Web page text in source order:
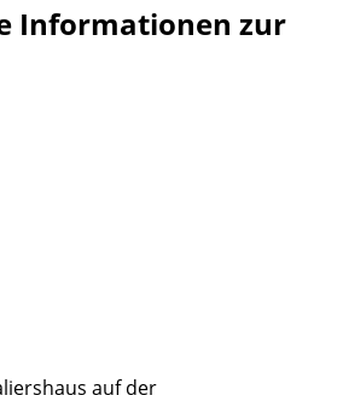
Informationen zur
auf der